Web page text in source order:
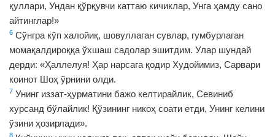
қуллари, Ундан қўрқувчи каттаю кичиклар, Унга ҳамду сано
айтинглар!»
6 Сўнгра кўп халойиқ, шовуллаган сувлар, гумбурлаган
момақалдироққа ўхшаш садолар эшитдим. Улар шундай
дерди: «Ҳаллелуя! Ҳар нарсага қодир Худойимиз, Сарвари
коинот Шоҳ ўрнини олди.
7 Унинг иззат-ҳурматини бажо келтирайлик, Севиниб
хурсанд бўлайлик! Қўзининг никоҳ соати етди, Унинг келини
ўзини ҳозирлади».
8